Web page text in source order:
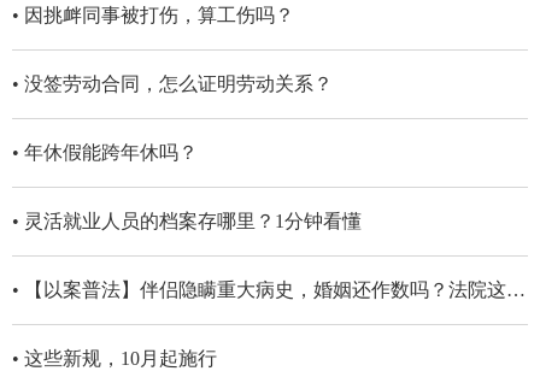
• 因挑衅同事被打伤，算工伤吗？
• 没签劳动合同，怎么证明劳动关系？
• 年休假能跨年休吗？
• 灵活就业人员的档案存哪里？1分钟看懂
• 【以案普法】伴侣隐瞒重大病史，婚姻还作数吗？法院这样判！
• 这些新规，10月起施行